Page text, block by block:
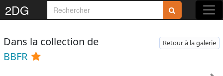
2DG
Dans la collection de
BBFR
Retour à la galerie